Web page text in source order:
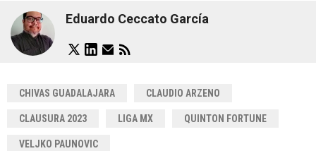
Eduardo Ceccato García
CHIVAS GUADALAJARA CLAUDIO ARZENO
CLAUSURA 2023 LIGA MX QUINTON FORTUNE
VELJKO PAUNOVIC